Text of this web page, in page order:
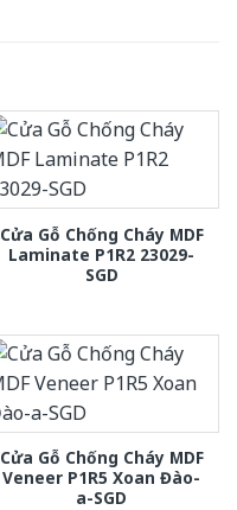
Cửa Gỗ Chống Cháy MDF
Laminate P1R2 23029-
SGD
Cửa Gỗ Chống Cháy MDF
Veneer P1R5 Xoan Đào-
a-SGD